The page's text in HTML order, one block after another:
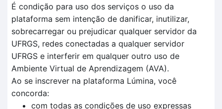
É condição para uso dos serviços o uso da
plataforma sem intenção de danificar, inutilizar,
sobrecarregar ou prejudicar qualquer servidor da
UFRGS, redes conectadas a qualquer servidor
UFRGS e interferir em qualquer outro uso de
Ambiente Virtual de Aprendizagem (AVA).
Ao se inscrever na plataforma Lúmina, você
concorda:
com todas as condições de uso expressas